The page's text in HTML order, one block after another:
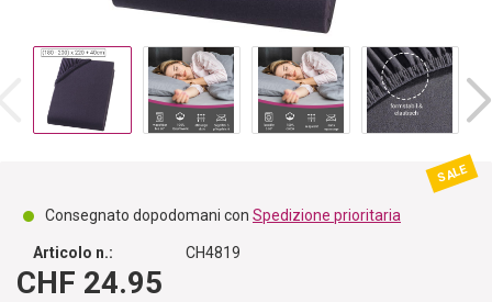
SALE
Consegnato dopodomani con Spedizione prioritaria
Articolo n.: CH4819
CHF 24.95